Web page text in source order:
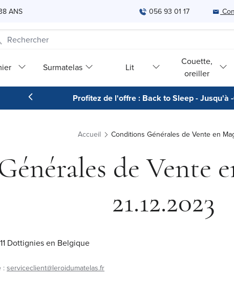
ANS 056 93 01 17
Surmatelas Lit
Couette,
oreiller
Profitez de l'offre : Back to Sleep - Jusqu'à
Accueil Conditions Générales de Vente en
de Vente
21.12.2023
Dottignies en Belgique
: serviceclient@leroidumatelas.fr